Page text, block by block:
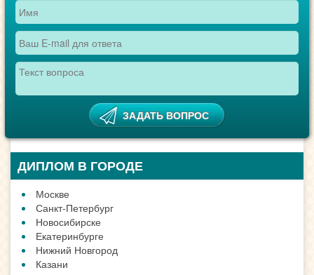
ДИПЛОМ В ГОРОДЕ
Москве
Санкт-Петербург
Новосибирске
Екатеринбурге
Нижний Новгород
Казани